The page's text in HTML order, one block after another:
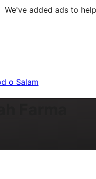
We've added ads to
o Salam